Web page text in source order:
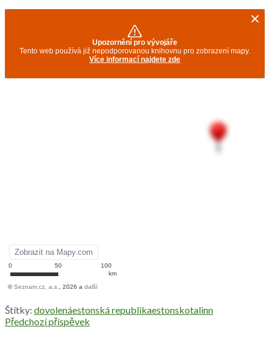
Štítky: dovolenáestonská republikaestonskotalinn
Předchozí příspěvek